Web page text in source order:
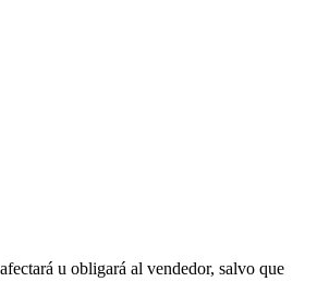
u obligará al vendedor, salvo que